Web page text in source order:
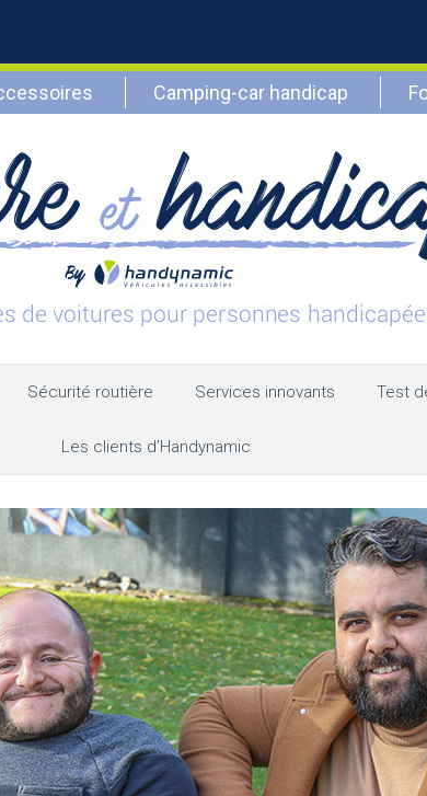
Camping-car handicap
Sécurité routière Services innovants Test
Les clients d’Handynamic